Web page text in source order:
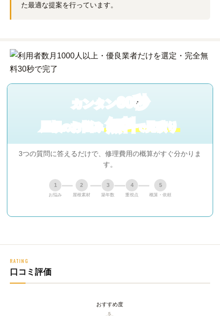
た最適な提案を行っています。
カンタン60秒
屋根 のお悩み無料で見積り
3つの質問に答えるだけで、修理費用の概算がすぐ分かりま
す。
1
お悩み
2
屋根素材
3
築年数
4
重視点
5
概算・依頼
RATING
口コミ評価